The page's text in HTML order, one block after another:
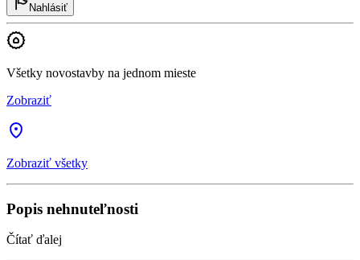
Nahlásiť
Všetky novostavby na jednom mieste
Zobraziť
Zobraziť všetky
Popis nehnuteľnosti
Čítať ďalej